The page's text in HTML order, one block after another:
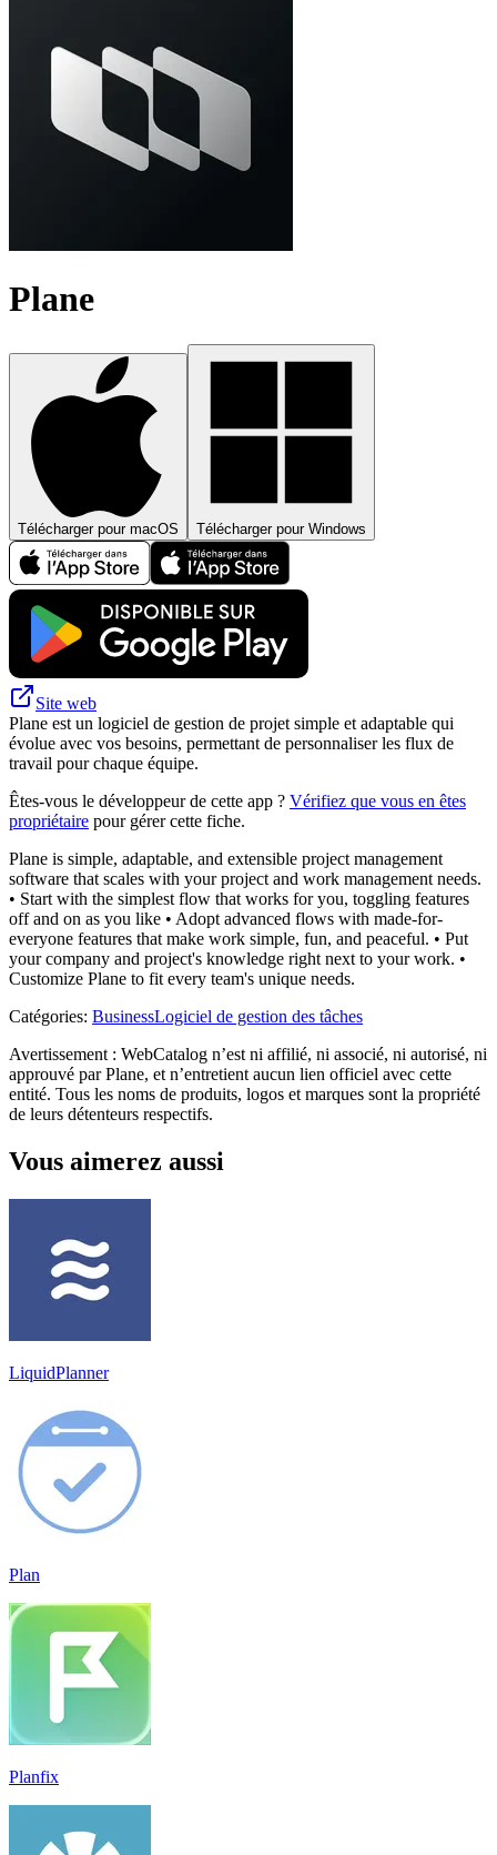
Plane
Télécharger pour macOS Télécharger pour Windows
Site web
Plane est un logiciel de gestion de projet simple et adaptable qui
évolue avec vos besoins, permettant de personnaliser les flux de
travail pour chaque équipe.
Êtes-vous le développeur de cette app ? Vérifiez que vous en êtes
propriétaire pour gérer cette fiche.
Plane is simple, adaptable, and extensible project management
software that scales with your project and work management needs.
• Start with the simplest flow that works for you, toggling features
off and on as you like • Adopt advanced flows with made-for-
everyone features that make work simple, fun, and peaceful. • Put
your company and project's knowledge right next to your work. •
Customize Plane to fit every team's unique needs.
Catégories: BusinessLogiciel de gestion des tâches
Avertissement : WebCatalog n’est ni affilié, ni associé, ni autorisé, ni
approuvé par Plane, et n’entretient aucun lien officiel avec cette
entité. Tous les noms de produits, logos et marques sont la propriété
de leurs détenteurs respectifs.
Vous aimerez aussi
LiquidPlanner
Plan
Planfix